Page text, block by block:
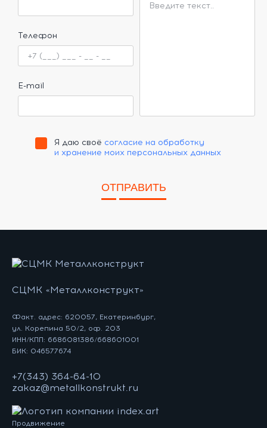
Телефон
E-mail
Я даю своё согласие на обработку
и хранение моих персональных данных
ОТПРАВИТЬ
СЦМК «Металлконструкт»
Факт. адрес: 620057, Екатеринбург,
ул. Корепина 50/2, оф. 203
ИНН/КПП: 6686081386/668601001
БИК: 046577674
+7(343) 364-64-10
zakaz@metallkonstrukt.ru
Продвижение